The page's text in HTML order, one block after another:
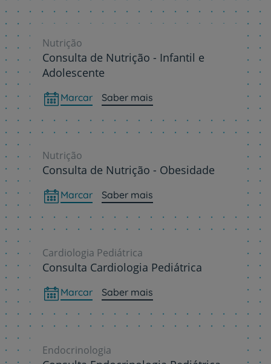
Nutrição
Consulta de Nutrição - Infantil e
Adolescente
Marcar Saber mais
Nutrição
Consulta de Nutrição - Obesidade
Marcar Saber mais
Cardiologia Pediátrica
Consulta Cardiologia Pediátrica
Marcar Saber mais
Endocrinologia